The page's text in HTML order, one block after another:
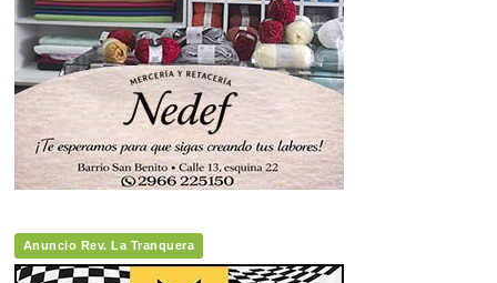
Anuncio Rev. La Tranquera